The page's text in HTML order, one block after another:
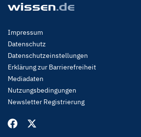
Footer
Menu
Legal
Impressum
Datenschutz
Datenschutzeinstellungen
Erklärung zur Barrierefreiheit
Mediadaten
Nutzungsbedingungen
Newsletter Registrierung